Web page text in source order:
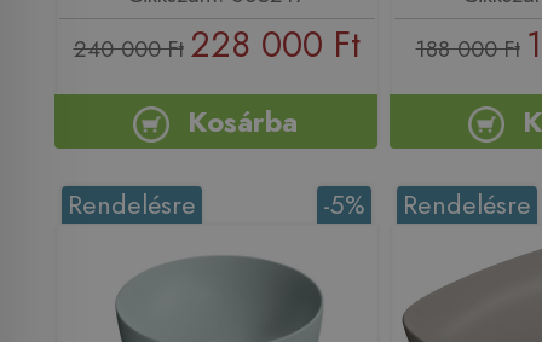
240 000 Ft 228 000 Ft
Kosárba
188 000 Ft
-5%
Rendelésre Rendelésre